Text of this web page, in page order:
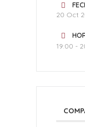
20 Oct
19:00 -